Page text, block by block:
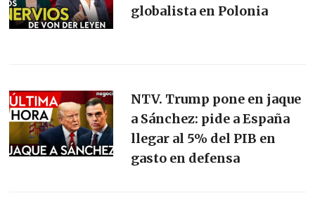
globalista en Polonia
NTV. Trump pone en jaque
a Sánchez: pide a España
llegar al 5% del PIB en
gasto en defensa